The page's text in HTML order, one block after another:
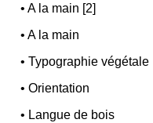
•A la main [2]
•A la main
•Typographie végétale
•Orientation
• Langue de bois